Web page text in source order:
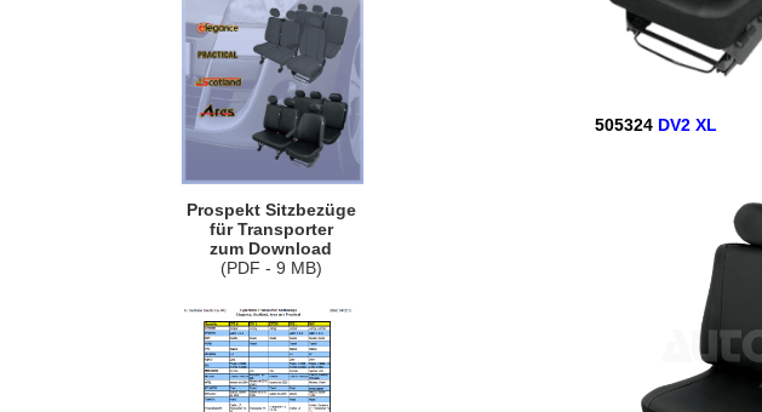
505324 DV2 XL
Prospekt Sitzbezüge
für Transporter
zum Download
(PDF - 9 MB)